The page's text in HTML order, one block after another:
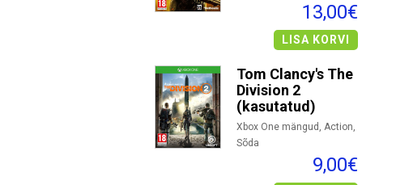
13,00€
LISA KORVI
Tom Clancy's The
Division 2
(kasutatud)
Xbox One mängud, Action,
Sõda
9,00€